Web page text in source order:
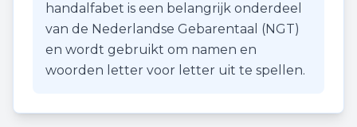
handalfabet is een belangrijk onderdeel
van de Nederlandse Gebarentaal (NGT)
en wordt gebruikt om namen en
woorden letter voor letter uit te spellen.